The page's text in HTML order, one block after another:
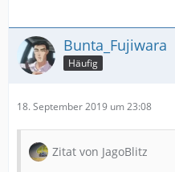
Bunta_Fujiwara
Häufig
18. September 2019 um 23:08
Zitat von JagoBlitz